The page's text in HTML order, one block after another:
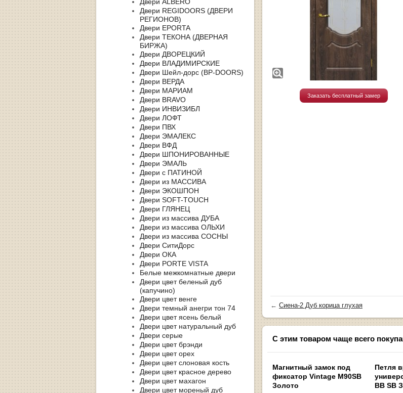
Двери REGIDOORS (ДВЕРИ
РЕГИОНОВ)
Двери EPORTA
Двери ТЕКОНА (ДВЕРНАЯ
БИРЖА)
Двери ДВОРЕЦКИЙ
Двери ВЛАДИМИРСКИЕ
Двери Шейл-дорс (BP-DOORS)
Двери ВЕРДА
Двери МАРИАМ
Двери BRAVO
Двери ИНВИЗИБЛ
Двери ЛОФТ
Двери ПВХ
Двери ЭМАЛЕКС
Двери ВФД
Двери ШПОНИРОВАННЫЕ
Двери ЭМАЛЬ
Двери с ПАТИНОЙ
Двери из МАССИВА
Двери ЭКОШПОН
Двери SOFT-TOUCH
Двери ГЛЯНЕЦ
Двери из массива ДУБА
Двери из массива ОЛЬХИ
Двери из массива СОСНЫ
Двери СитиДорс
Двери ОКА
Двери PORTE VISTA
Белые межкомнатные двери
Двери цвет беленый дуб
(капучино)
Двери цвет венге
Двери темный анегри тон 74
Двери цвет ясень белый
Двери цвет натуральный дуб
Двери серые
Двери цвет брэнди
Двери цвет орех
Двери цвет слоновая кость
Двери цвет красное дерево
Двери цвет махагон
Двери цвет мореный дуб
Заказать бесплатный замер
← Сиена-2 Дуб корица глухая
С этим товаром чаще всего
Магнитный замок под
фиксатор Vintage M90SB
Золото
Петля
BB SB